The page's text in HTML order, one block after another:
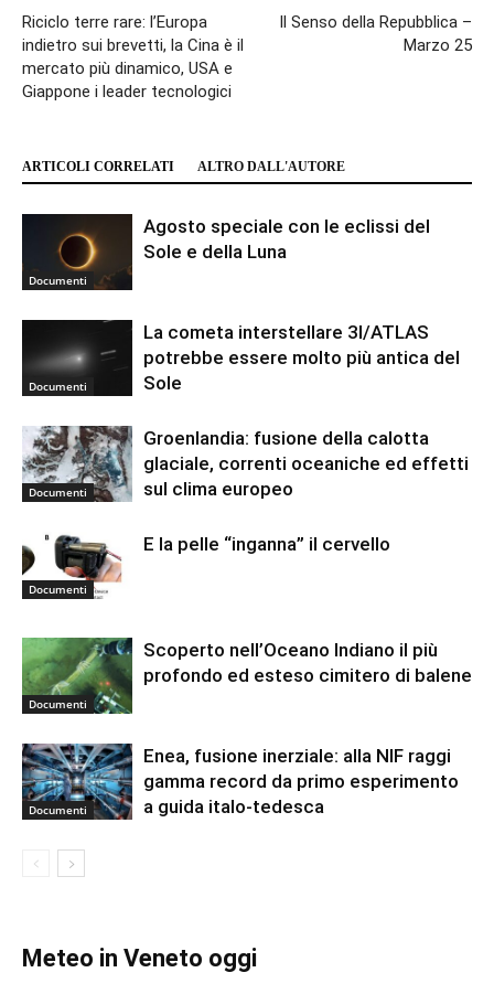
Riciclo terre rare: l’Europa
indietro sui brevetti, la Cina è il
mercato più dinamico, USA e
Giappone i leader tecnologici
Il Senso della Repubblica –
Marzo 25
ARTICOLI CORRELATI ALTRO DALL'AUTORE
Documenti
Agosto speciale con le eclissi del
Sole e della Luna
Documenti
La cometa interstellare 3I/ATLAS
potrebbe essere molto più antica del
Sole
Documenti
Groenlandia: fusione della calotta
glaciale, correnti oceaniche ed effetti
sul clima europeo
Documenti
E la pelle “inganna” il cervello
Documenti
Scoperto nell’Oceano Indiano il più
profondo ed esteso cimitero di balene
Documenti
Enea, fusione inerziale: alla NIF raggi
gamma record da primo esperimento
a guida italo-tedesca
Meteo in Veneto oggi